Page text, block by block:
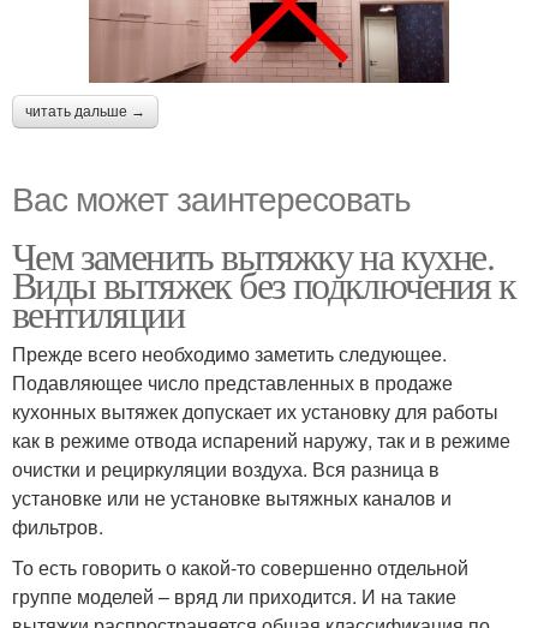
читать дальше →
Вас может заинтересовать
Чем заменить вытяжку на кухне.
Виды вытяжек без подключения к
вентиляции
Прежде всего необходимо заметить следующее.
Подавляющее число представленных в продаже
кухонных вытяжек допускает их установку для работы
как в режиме отвода испарений наружу, так и в режиме
очистки и рециркуляции воздуха. Вся разница в
установке или не установке вытяжных каналов и
фильтров.
То есть говорить о какой-то совершенно отдельной
группе моделей – вряд ли приходится. И на такие